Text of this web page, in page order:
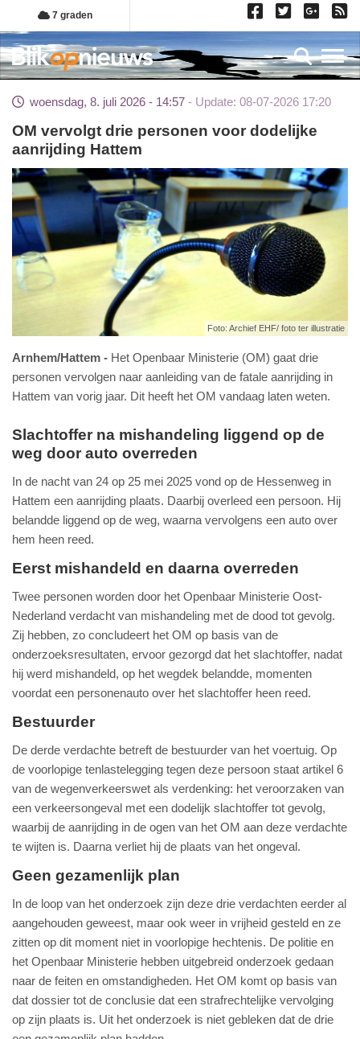
Overslaan
en
naar
de
gaan
7 graden
woensdag, 8. juli 2026 - 14:57 Update: 08-07-2026 17:20
OM vervolgt drie personen voor dodelijke
aanrijding Hattem
Foto: Archief EHF/ foto ter illustratie
Arnhem/Hattem
Het Openbaar Ministerie (OM) gaat drie
personen vervolgen naar aanleiding van de fatale aanrijding in
Hattem van vorig jaar. Dit heeft het OM vandaag laten weten.
Slachtoffer na mishandeling liggend op de
weg door auto overreden
In de nacht van 24 op 25 mei 2025 vond op de Hessenweg in
Hattem een aanrijding plaats. Daarbij overleed een persoon. Hij
belandde liggend op de weg, waarna vervolgens een auto over
hem heen reed.
Eerst mishandeld en daarna overreden
Twee personen worden door het Openbaar Ministerie Oost-
Nederland verdacht van mishandeling met de dood tot gevolg.
Zij hebben, zo concludeert het OM op basis van de
onderzoeksresultaten, ervoor gezorgd dat het slachtoffer, nadat
hij werd mishandeld, op het wegdek belandde, momenten
voordat een personenauto over het slachtoffer heen reed.
Bestuurder
De derde verdachte betreft de bestuurder van het voertuig. Op
de voorlopige tenlastelegging tegen deze persoon staat artikel 6
van de wegenverkeerswet als verdenking: het veroorzaken van
een verkeersongeval met een dodelijk slachtoffer tot gevolg,
waarbij de aanrijding in de ogen van het OM aan deze verdachte
te wijten is. Daarna verliet hij de plaats van het ongeval.
Geen gezamenlijk plan
In de loop van het onderzoek zijn deze drie verdachten eerder al
aangehouden geweest, maar ook weer in vrijheid gesteld en ze
zitten op dit moment niet in voorlopige hechtenis. De politie en
het Openbaar Ministerie hebben uitgebreid onderzoek gedaan
naar de feiten en omstandigheden. Het OM komt op basis van
dat dossier tot de conclusie dat een strafrechtelijke vervolging
op zijn plaats is. Uit het onderzoek is niet gebleken dat de drie